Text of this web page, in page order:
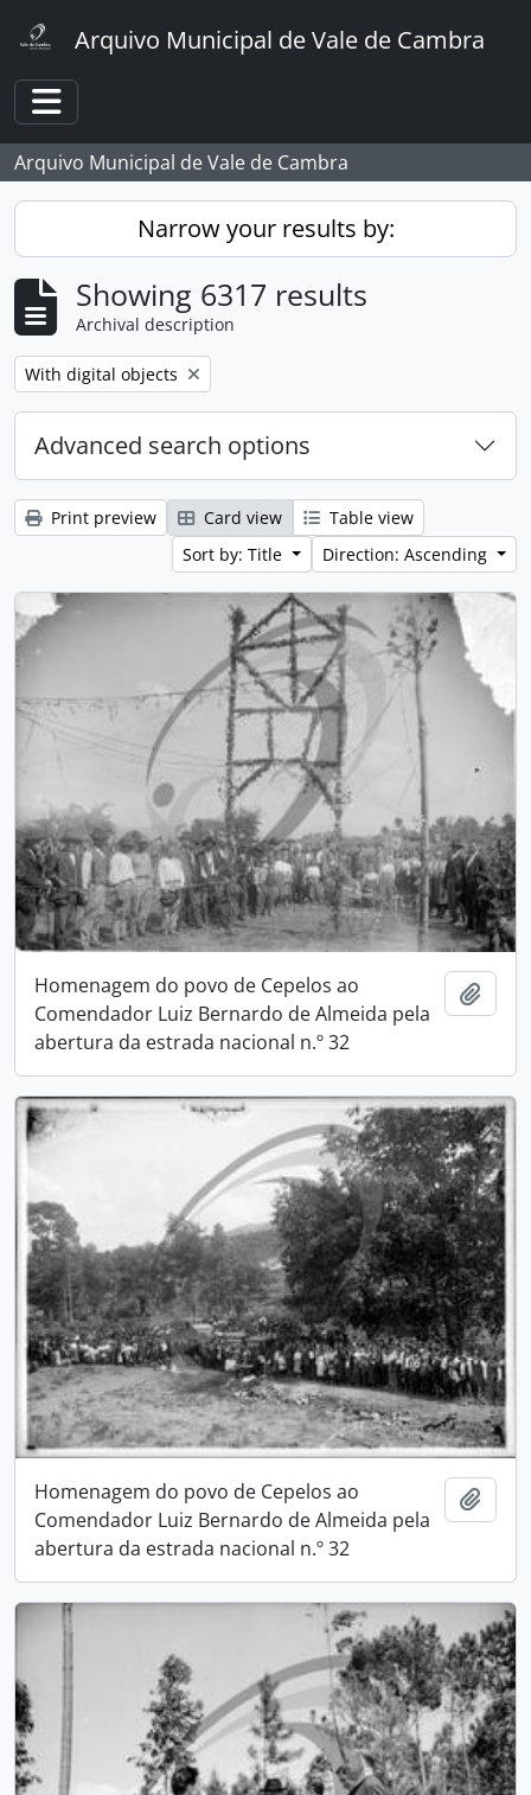
Arquivo Municipal de Vale de Cambra
Toggle navigation
Arquivo Municipal de Vale de Cambra
Narrow your results by:
Showing 6317 results
Archival description
Remove filter:
With digital objects
Advanced search options
Print preview Card view
Table view
Sort by: Title
Direction: Ascending
Homenagem do povo de Cepelos ao
Comendador Luiz Bernardo de Almeida pela
abertura da estrada nacional n.º 32
Homenagem do povo de Cepelos ao
Comendador Luiz Bernardo de Almeida pela
abertura da estrada nacional n.º 32